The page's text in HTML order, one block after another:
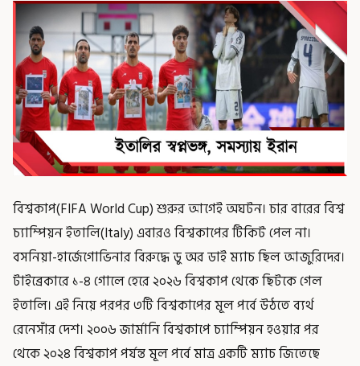
বিশ্বকাপ(FIFA World Cup) শুরুর আগেই অঘটন। চার বারের বিশ্ব
চ্যাম্পিয়ন ইতালি(Italy) এবারও বিশ্বকাপের টিকিট পেল না।
বসনিয়া-‌হার্জেগোভিনার বিরুদ্ধে ডু অর ডাই ম্যাচ ছিল আজুরিদের।
টাইব্রেকারে ১-‌৪ গোলে হেরে ২০২৬ বিশ্বকাপ থেকে ছিটকে গেল
ইতালি। এই নিয়ে পরপর ৩টি বিশ্বকাপের মূল পর্বে উঠতে ব্যর্থ
রেনেসাঁর দেশ। ২০০৬ জার্মানি বিশ্বকাপে চ্যাম্পিয়ন হওয়ার পর
থেকে ২০২৪ বিশ্বকাপ পর্যন্ত মূল পর্বে মাত্র একটি ম্যাচ জিতেছে